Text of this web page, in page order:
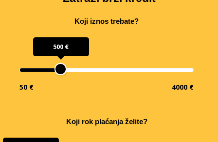
Koji iznos trebate?
500 €
50 € 4000 €
Koji rok plaćanja želite?